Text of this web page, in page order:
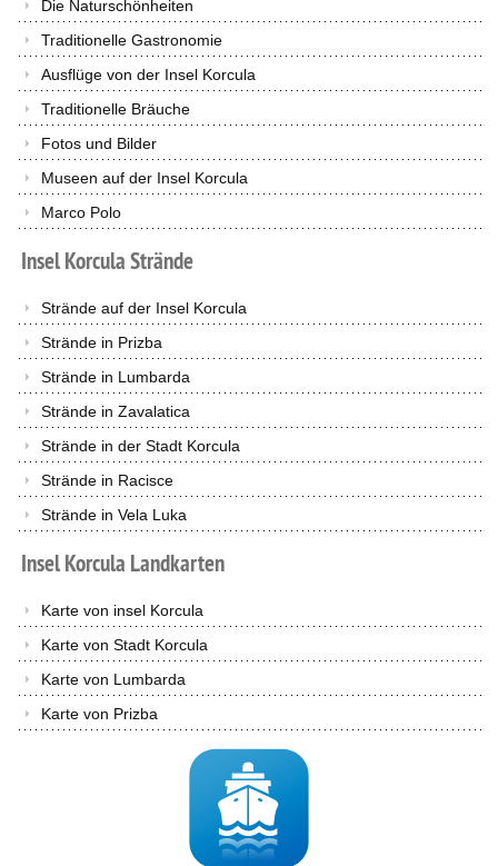
Die Naturschönheiten
Traditionelle Gastronomie
Ausflüge von der Insel Korcula
Traditionelle Bräuche
Fotos und Bilder
Museen auf der Insel Korcula
Marco Polo
InselKorculaStrände
Strände auf der Insel Korcula
Strände in Prizba
Strände in Lumbarda
Strände in Zavalatica
Strände in der Stadt Korcula
Strände in Racisce
Strände in Vela Luka
InselKorcula Landkarten
Karte von insel Korcula
Karte von Stadt Korcula
Karte von Lumbarda
Karte von Prizba